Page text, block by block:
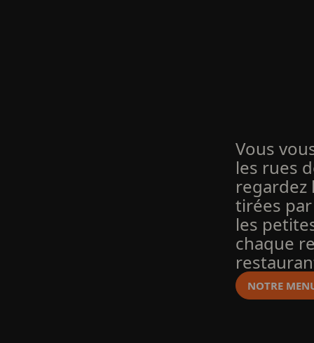
Vous
les rues
regardez
tirées
les
chaque
NOTRE